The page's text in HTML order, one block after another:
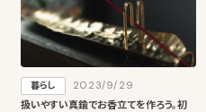
暮らし
2023/9/29
扱いやすい真鍮でお香立てを作ろう。初